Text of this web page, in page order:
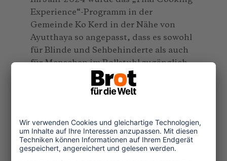
Experience“-Programm in der
Gemeinde Ko Kerd in der Nähe von
Ayutthaya so angepasst, dass es sowohl
für Blinde und Sehbehinderte als auch
für Menschen im Rollstuhl zugänglich
Die Verbesserung der Zugänglichkeit
kommt nicht nur Reisenden mit